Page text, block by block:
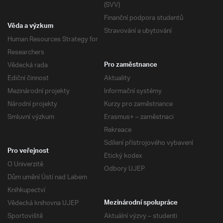
(SVV)
Finanční podpora studentů
Stravování a ubytování
Věda a výzkum
Human Resources Strategy for
Researchers
Vědecká rada
Ediční činnost
Mezinárodní projekty
Národní projekty
Smluvní výzkum
Pro zaměstnance
Aktuality
Informační systémy
Kurzy pro zaměstnance
Erasmus+ – zaměstnaci
Rekreace
Sdílení přístrojového vybavení
Etický kodex
Odbory UJEP
Pro veřejnost
O Univerzitě
Dům umění Ústí nad Labem
Knihkupectví
Vědecká knihovna UJEP
Sportoviště
Mezinárodní spolupráce
Aktuální výzvy – studenti